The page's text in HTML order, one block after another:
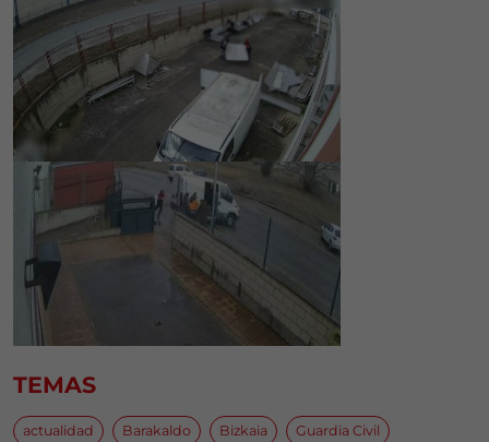
TEMAS
actualidad Barakaldo Bizkaia Guardia Civil